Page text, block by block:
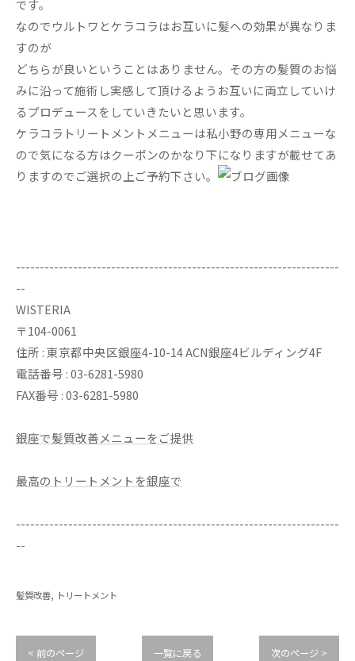
です。
なのでウルトワとケラコラはお互いに髪への効果が異なりま
すのが
どちらが良いということはありません。その方の髪質のお悩
みに沿って施術し実感して頂けるようお互いに両立していけ
るプロデュースをしていきたいと思います。
ケラコラトリートメントメニューは私小野の専用メニューな
ので気になる方はクーポンのかなり下になりますが載せてあ
りますのでご選択の上ご予約下さい。
--------------------------------------------------------------------
--
WISTERIA
〒104-0061
住所 : 東京都中央区銀座4-10-14 ACN銀座4ビルディング4F
電話番号 : 03-6281-5980
FAX番号 : 03-6281-5980
銀座で髪質改善メニューをご提供
最高のトリートメントを銀座で
--------------------------------------------------------------------
--
髪質改善 トリートメント
< 前のページ 一覧に戻る 次のページ >